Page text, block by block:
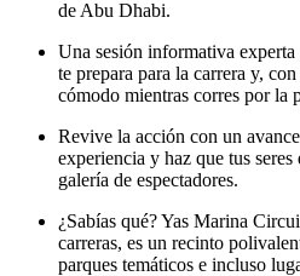
de Abu Dhabi.
Una sesión informativa
te prepara para la carrera y,
cómodo mientras corres por la
Revive la acción con un
experiencia y haz que tus
galería de espectadores.
¿Sabías qué? Yas Marina
carreras, es un recinto
parques temáticos e incluso